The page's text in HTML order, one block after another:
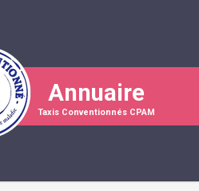
Annuaire
Taxis Conventionnés CPAM